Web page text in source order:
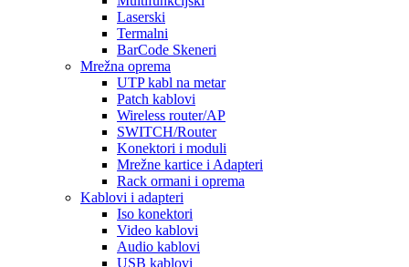
Laserski
Termalni
BarCode Skeneri
Mrežna oprema
UTP kabl na metar
Patch kablovi
Wireless router/AP
SWITCH/Router
Konektori i moduli
Mrežne kartice i Adapteri
Rack ormani i oprema
Kablovi i adapteri
Iso konektori
Video kablovi
Audio kablovi
USB kablovi